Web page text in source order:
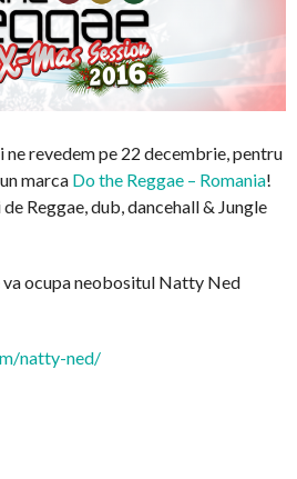
revedem pe 22 decembrie, pentru
marca Do the Reggae – Romania!
Reggae, dub, dancehall & Jungle
va ocupa neobositul Natty Ned
natty-ned/